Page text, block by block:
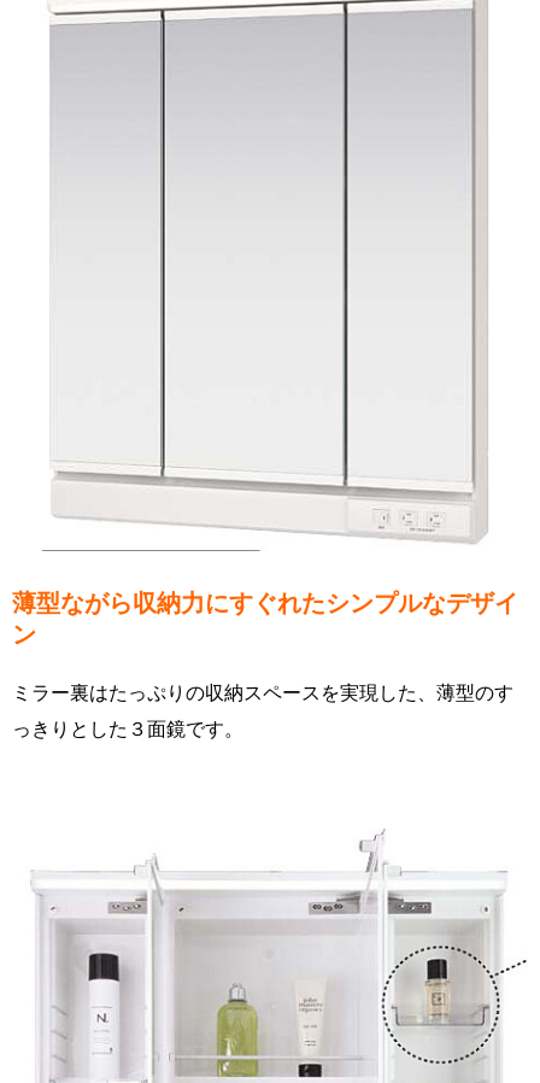
薄型ながら収納力にすぐれたシンプルなデザイ
ン
ミラー裏はたっぷりの収納スペースを実現した、薄型のす
っきりとした３面鏡です。